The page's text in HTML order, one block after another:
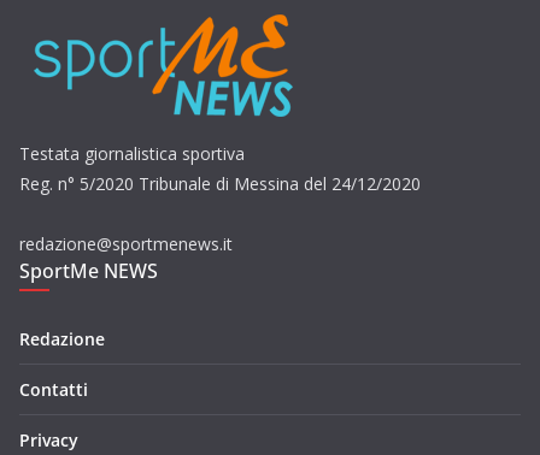
Testata giornalistica sportiva
Reg. n° 5/2020 Tribunale di Messina del 24/12/2020
redazione@sportmenews.it
SportMe NEWS
Redazione
Contatti
Privacy